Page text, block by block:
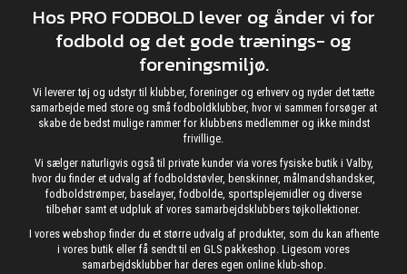
Hos PRO FODBOLD lever og ånder vi for
fodbold og det gode trænings- og
foreningsmiljø.
Vi leverer tøj og udstyr til klubber, foreninger og erhverv og nyder det tætte
samarbejde med store og små fodboldklubber, hvor vi sammen forsøger at
skabe de bedst mulige rammer for klubbens medlemmer og ikke mindst
frivillige.
Vi sælger naturligvis også til private kunder via vores fysiske butik i Valby,
hvor du finder et udvalg af fodboldstøvler, benskinner, målmandshandsker,
fodboldstrømper, baselayer, fodbolde, sportsplejemidler og diverse
tilbehør samt et udpluk af vores samarbejdsklubbers tøjkollektioner.
I vores webshop finder du et større udvalg af produkter, som du kan afhente
i vores butik eller få sendt til en GLS pakkeshop. Ligesom vores
samarbejdsklubber har deres egen online klub-shop.